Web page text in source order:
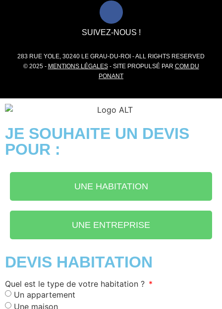
283 RUE YOLE, 30240 LE GRAU-DU-ROI - ALL RIGHTS RESERVED
© 2025 - MENTIONS LÉGALES- SITE PROPULSÉ PAR COM DU
PONANT
SUIVEZ-NOUS !
JE SOUHAITE UN DEVIS
POUR :
UNE HABITATION
UNE ENTREPRISE
DEVIS HABITATION
Quel est le type de votre habitation ?
Un appartement
Une maison